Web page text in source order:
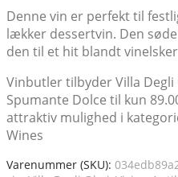
Denne vin er perfekt til
lækker dessertvin. Den
den til et hit blandt
Vinbutler tilbyder Villa
Spumante Dolce til kun
attraktiv mulighed i
Wines
Varenummer (SKU):